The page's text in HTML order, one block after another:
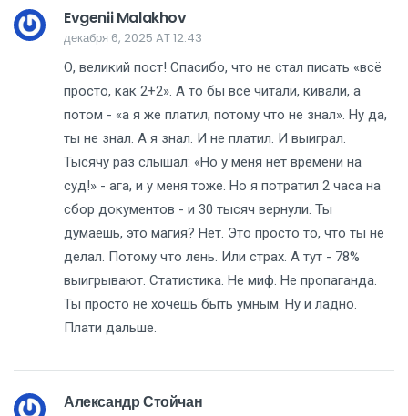
Evgenii Malakhov
декабря 6, 2025 AT 12:43
О, великий пост! Спасибо, что не стал писать «всё
просто, как 2+2». А то бы все читали, кивали, а
потом - «а я же платил, потому что не знал». Ну да,
ты не знал. А я знал. И не платил. И выиграл.
Тысячу раз слышал: «Но у меня нет времени на
суд!» - ага, и у меня тоже. Но я потратил 2 часа на
сбор документов - и 30 тысяч вернули. Ты
думаешь, это магия? Нет. Это просто то, что ты не
делал. Потому что лень. Или страх. А тут - 78%
выигрывают. Статистика. Не миф. Не пропаганда.
Ты просто не хочешь быть умным. Ну и ладно.
Плати дальше.
Александр Стойчан